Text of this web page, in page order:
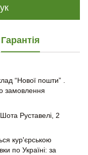
Гарантія
“Нової пошти” .
замовлення
Руставелі, 2
кур'єрською
по Україні: за